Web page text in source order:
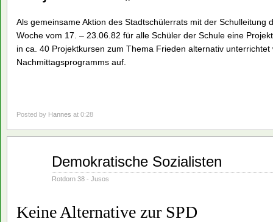
Als gemeinsame Aktion des Stadtschülerrats mit der Schulleitung
Woche vom 17. – 23.06.82 für alle Schüler der Schule eine
in ca. 40 Projektkursen zum Thema Frieden alternativ
Nachmittagsprogramms auf.
Posted by Hannes at 0:28
Demokratische Sozialisten
Rotdorn 38 - Jusos
Keine Alternative zur SPD